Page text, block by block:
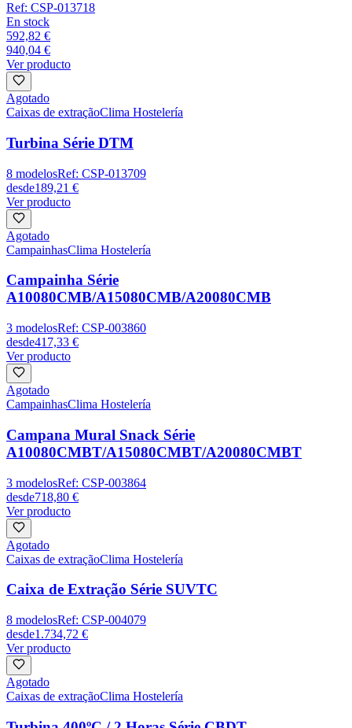
Ref: CSP-013718
En stock
592,82 €
940,04 €
Ver producto
Agotado
Caixas de extraçãoClima Hostelería
Turbina Série DTM
8 modelosRef: CSP-013709
desde189,21 €
Ver producto
Agotado
CampainhasClima Hostelería
Campainha Série
A10080CMB/A15080CMB/A20080CMB
3 modelosRef: CSP-003860
desde417,33 €
Ver producto
Agotado
CampainhasClima Hostelería
Campana Mural Snack Série
A10080CMBT/A15080CMBT/A20080CMBT
3 modelosRef: CSP-003864
desde718,80 €
Ver producto
Agotado
Caixas de extraçãoClima Hostelería
Caixa de Extração Série SUVTC
8 modelosRef: CSP-004079
desde1.734,72 €
Ver producto
Agotado
Caixas de extraçãoClima Hostelería